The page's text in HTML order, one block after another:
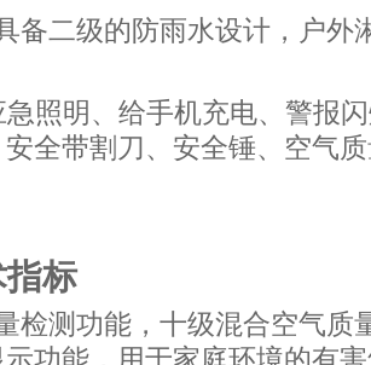
备二级的防雨水设计，户外
急照明、给手机充电、警报
全带割刀、安全锤、空气
标
检测功能，十级混合空气质